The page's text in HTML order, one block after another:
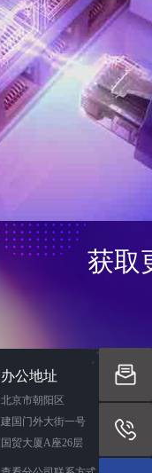
获取
办公地址
北京市朝阳区
建国门外大街一号
国贸大厦A座26层